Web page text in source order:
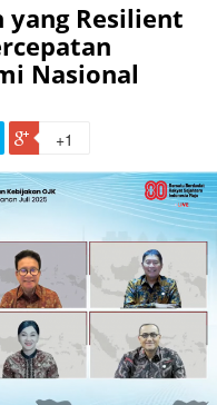
yang Resilient
Nasional
+1